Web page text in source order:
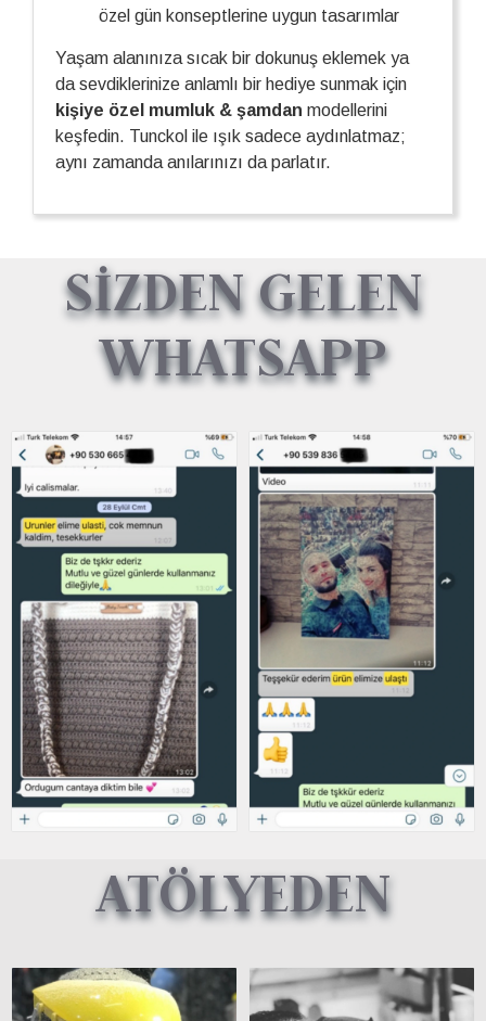
özel gün konseptlerine uygun tasarımlar
Yaşam alanınıza sıcak bir dokunuş eklemek ya
da sevdiklerinize anlamlı bir hediye sunmak için
kişiye özel mumluk & şamdan modellerini
keşfedin. Tunckol ile ışık sadece aydınlatmaz;
aynı zamanda anılarınızı da parlatır.
SİZDEN GELEN
WHATSAPP
ATÖLYEDEN